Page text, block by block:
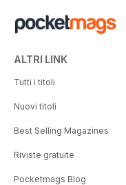
ALTRI LINK
Tutti i titoli
Nuovi titoli
Best Selling Magazines
Riviste gratuite
Pocketmags Blog